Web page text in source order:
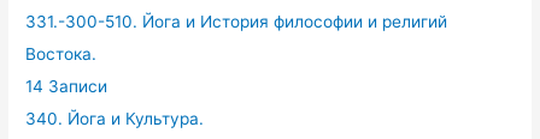
331.-300-510. Йога и История философии и религий
Востока.
14 Записи
340. Йога и Культура.